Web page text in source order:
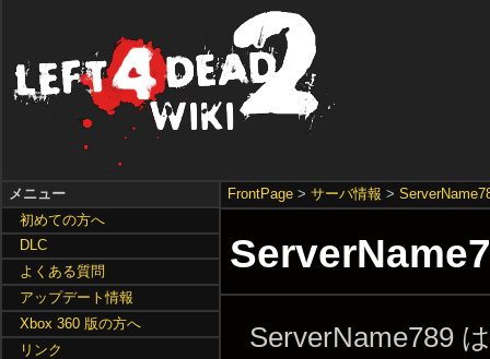
FrontPage >サーバ情報 >
ServerName789
メニュー
初めての方へ
DLC
よくある質問
アップデート情報
Xbox 360 版の方へ
リンク